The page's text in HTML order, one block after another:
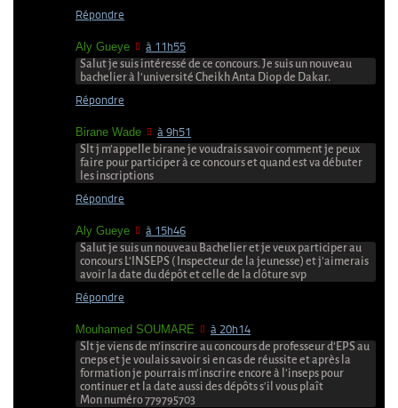
Répondre
Aly Gueye à 11h55
Salut je suis intéressé de ce concours. Je suis un nouveau
bachelier à l’université Cheikh Anta Diop de Dakar.
Répondre
Birane Wade à 9h51
Slt j m’appelle birane je voudrais savoir comment je peux
faire pour participer à ce concours et quand est va débuter
les inscriptions
Répondre
Aly Gueye à 15h46
Salut je suis un nouveau Bachelier et je veux participer au
concours L’INSEPS ( Inspecteur de la jeunesse) et j’aimerais
avoir la date du dépôt et celle de la clôture svp
Répondre
Mouhamed SOUMARE à 20h14
Slt je viens de m’inscrire au concours de professeur d’EPS au
cneps et je voulais savoir si en cas de réussite et après la
formation je pourrais m’inscrire encore à l’inseps pour
continuer et la date aussi des dépôts s’il vous plaît
Mon numéro 779795703